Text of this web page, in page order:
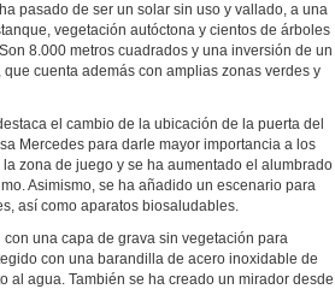
pasado de ser un solar sin uso y vallado, a una
vegetación autóctona y cientos de árboles
8.000 metros cuadrados y una inversión de un
cuenta además con amplias zonas verdes y
el cambio de la ubicación de la puerta del
Mercedes para darle mayor importancia a los
zona de juego y se ha aumentado el alumbrado
Asimismo, se ha añadido un escenario para
así como aparatos biosaludables.
una capa de grava sin vegetación para
con una barandilla de acero inoxidable de
al agua. También se ha creado un mirador desde